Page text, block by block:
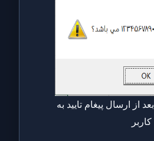
نمای تابع MsgBox بعد از ارسال پیغام تایید به
کاربر